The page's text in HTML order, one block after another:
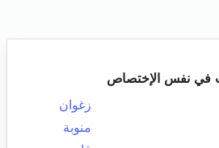
في نفس الإختصاص
زغوان
منوبة